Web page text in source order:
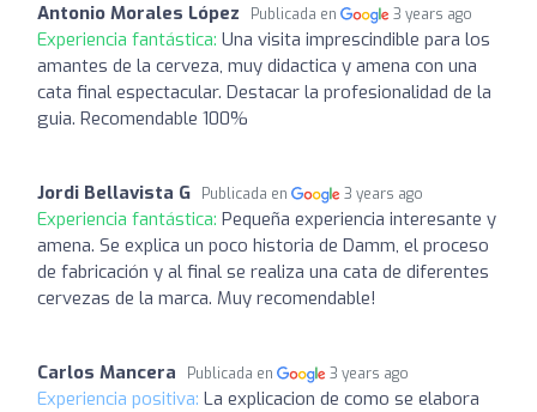
Antonio Morales López Publicada en 3 years ago
Experiencia fantástica: Una visita imprescindible para los
amantes de la cerveza, muy didactica y amena con una
cata final espectacular. Destacar la profesionalidad de la
guia. Recomendable 100%
Jordi Bellavista G Publicada en 3 years ago
Experiencia fantástica: Pequeña experiencia interesante y
amena. Se explica un poco historia de Damm, el proceso
de fabricación y al final se realiza una cata de diferentes
cervezas de la marca. Muy recomendable!
Carlos Mancera Publicada en 3 years ago
Experiencia positiva: La explicacion de como se elabora